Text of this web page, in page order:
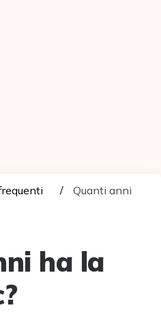
Quanti anni
ha la